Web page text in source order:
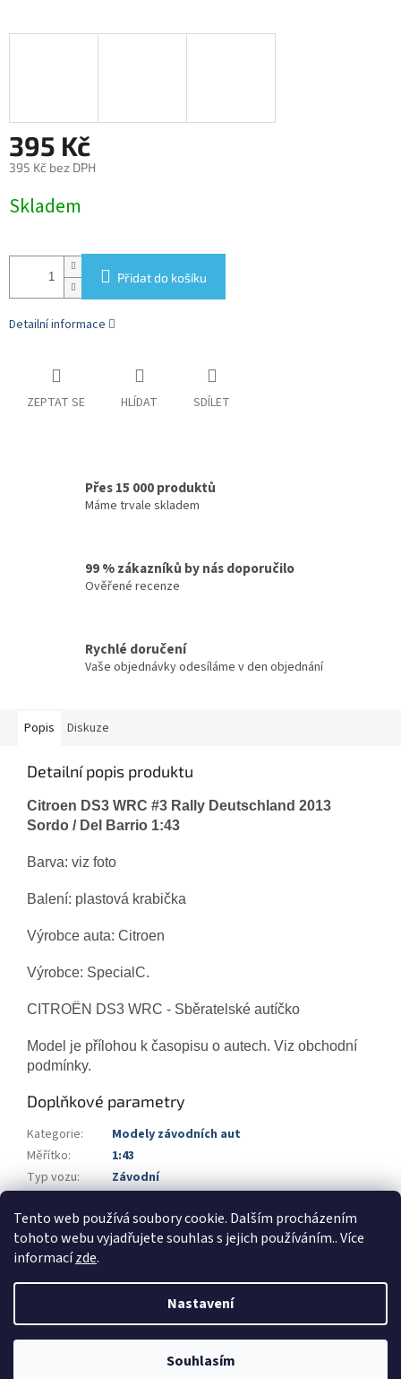
Tento web používá soubory cookie. Dalším procházením
tohoto webu vyjadřujete souhlas s jejich používáním.. Více
informacízde.
Nastavení
Souhlasím
395 Kč
395 Kč bez DPH
cena:
Skladem
Přidat do košíku
Detailní informace
ZEPTAT SE HLÍDAT SDÍLET
Přes 15 000 produktů
Máme trvale skladem
99 % zákazníků by nás doporučilo
Ověřené recenze
Rychlé doručení
Vaše objednávky odesíláme v den objednání
Popis Diskuze
Detailní popis produktu
Citroen DS3 WRC #3 Rally Deutschland 2013
Sordo / Del Barrio 1:43
Barva: viz foto
Balení: plastová krabička
Výrobce auta: Citroen
Výrobce: SpecialC.
CITROËN DS3 WRC - Sběratelské autíčko
Model je přílohou k časopisu o autech. Viz obchodní
podmínky.
Doplňkové parametry
Kategorie:
Modely závodních aut
Měřítko:
1:43
Typ vozu:
Závodní
Výrobce: SpecialC.
Vytvořil Shoptet
Automodels.cz. Všechna práva vyhrazena.